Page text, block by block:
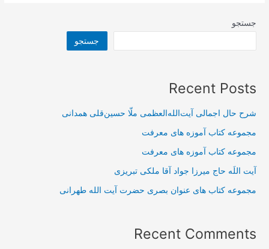
جستجو
جستجو
Recent Posts
شرح حال اجمالی آیت‌الله‌العظمی ملّا حسین‌قلی همدانی
مجموعه کتاب آموزه های معرفت
مجموعه کتاب آموزه های معرفت
آیت اللَه حاج میرزا جواد آقا ملکی تبریزی
مجموعه کتاب های عنوان بصری حضرت آیت الله طهرانی
Recent Comments